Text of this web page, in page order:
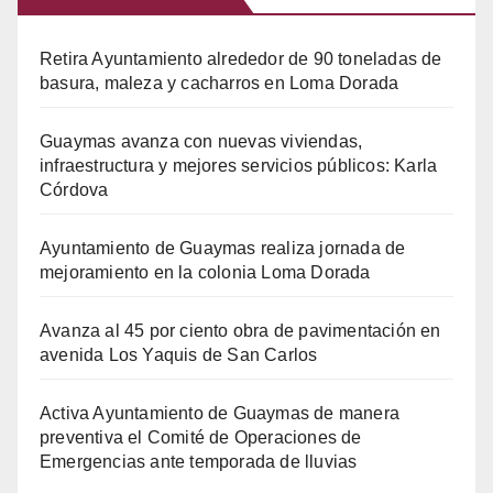
Retira Ayuntamiento alrededor de 90 toneladas de
basura, maleza y cacharros en Loma Dorada
Guaymas avanza con nuevas viviendas,
infraestructura y mejores servicios públicos: Karla
Córdova
Ayuntamiento de Guaymas realiza jornada de
mejoramiento en la colonia Loma Dorada
Avanza al 45 por ciento obra de pavimentación en
avenida Los Yaquis de San Carlos
Activa Ayuntamiento de Guaymas de manera
preventiva el Comité de Operaciones de
Emergencias ante temporada de lluvias